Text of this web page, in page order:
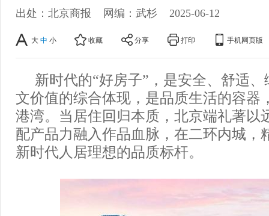
出处：北京商报 网编：武杉 2025-06-12
大 中 小 收藏 分享 打印 手机网页版
新时代的“好房子”，是安全、舒适
文价值的综合体现，是品质生活的容器
港湾。当居住回归本质，北京端礼著以
配产品力融入作品血脉，在二环内城，
新时代人居理想的品质标杆。